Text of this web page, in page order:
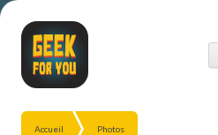
Accueil Photos